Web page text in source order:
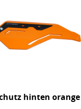
hinten orange